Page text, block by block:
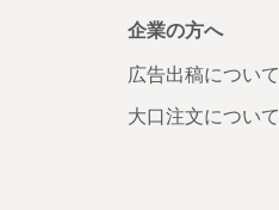
企業の方へ
広告出稿について
大口注文について